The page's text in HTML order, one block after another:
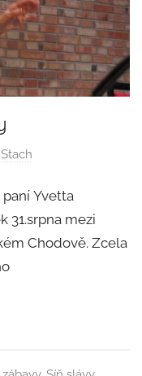
Yvetta
31.srpna mezi
Chodově. Zcela